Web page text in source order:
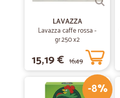
LAVAZZA
Lavazza caffe rossa -
gr.250 x2
15,19 € 16,49
€ -8%